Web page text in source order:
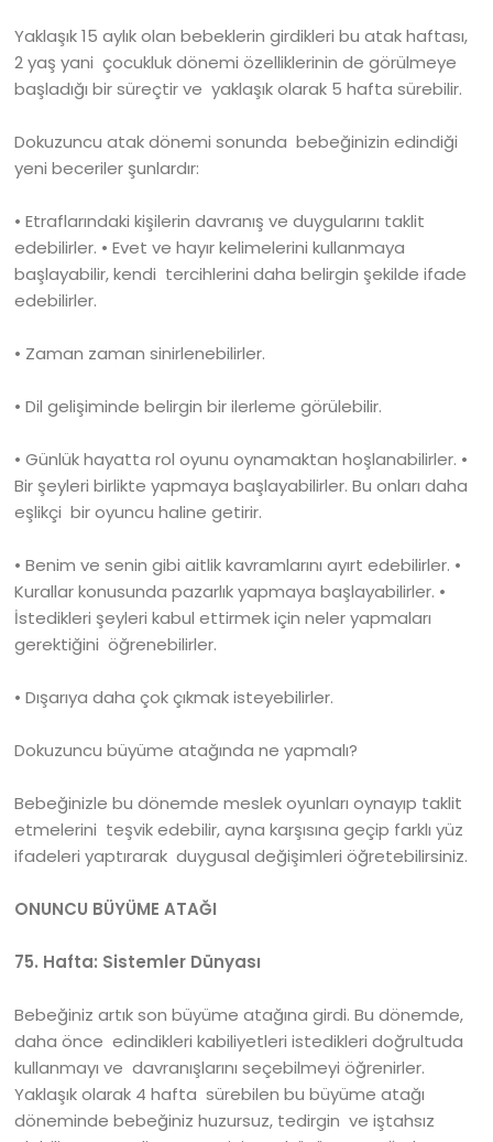
Yaklaşık 15 aylık olan bebeklerin girdikleri bu atak haftası,
2 yaş yani çocukluk dönemi özelliklerinin de görülmeye
başladığı bir süreçtir ve yaklaşık olarak 5 hafta sürebilir.
Dokuzuncu atak dönemi sonunda bebeğinizin edindiği
yeni beceriler şunlardır:
• Etraflarındaki kişilerin davranış ve duygularını taklit
edebilirler. • Evet ve hayır kelimelerini kullanmaya
başlayabilir, kendi tercihlerini daha belirgin şekilde ifade
edebilirler.
• Zaman zaman sinirlenebilirler.
• Dil gelişiminde belirgin bir ilerleme görülebilir.
• Günlük hayatta rol oyunu oynamaktan hoşlanabilirler. •
Bir şeyleri birlikte yapmaya başlayabilirler. Bu onları daha
eşlikçi bir oyuncu haline getirir.
• Benim ve senin gibi aitlik kavramlarını ayırt edebilirler. •
Kurallar konusunda pazarlık yapmaya başlayabilirler. •
İstedikleri şeyleri kabul ettirmek için neler yapmaları
gerektiğini öğrenebilirler.
• Dışarıya daha çok çıkmak isteyebilirler.
Dokuzuncu büyüme atağında ne yapmalı?
Bebeğinizle bu dönemde meslek oyunları oynayıp taklit
etmelerini teşvik edebilir, ayna karşısına geçip farklı yüz
ifadeleri yaptırarak duygusal değişimleri öğretebilirsiniz.
ONUNCU BÜYÜME ATAĞI
75. Hafta: Sistemler Dünyası
Bebeğiniz artık son büyüme atağına girdi. Bu dönemde,
daha önce edindikleri kabiliyetleri istedikleri doğrultuda
kullanmayı ve davranışlarını seçebilmeyi öğrenirler.
Yaklaşık olarak 4 hafta sürebilen bu büyüme atağı
döneminde bebeğiniz huzursuz, tedirgin ve iştahsız